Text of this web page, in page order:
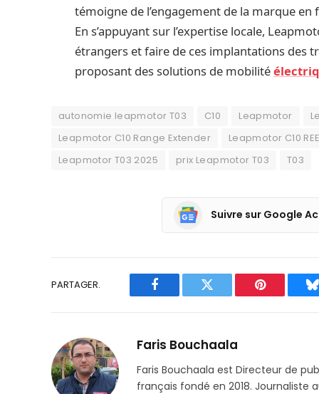
témoigne de l’engagement de la marque en
En s’appuyant sur l’expertise locale,
étrangers et faire de ces implantations des
proposant des solutions de mobilité
autonomie leapmotor T03 C10 Leapmotor
Leapmotor C10 Range Extender
Leapmotor C10
Leapmotor T03 2025
prix Leapmotor T03 T03
Suivre sur Google
PARTAGER.
Facebook Twitter Pinterest
Faris Bouchaala
Faris Bouchaala est Directeur de
français fondé en 2018. Journaliste